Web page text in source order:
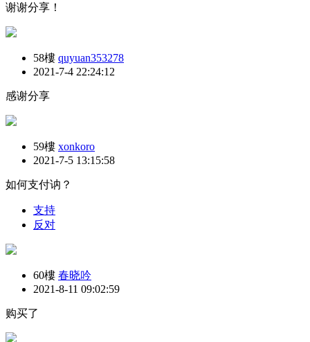
谢谢分享！
58樓 quyuan353278
2021-7-4 22:24:12
感谢分享
59樓 xonkoro
2021-7-5 13:15:58
如何支付讷？
支持
反对
60樓 春晓吟
2021-8-11 09:02:59
购买了